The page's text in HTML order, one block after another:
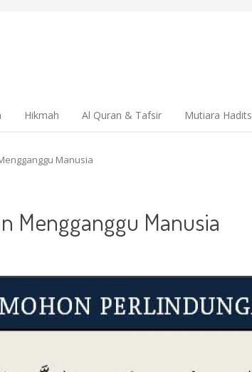
Hikmah Al Quran & Tafsir Mutiara Hadits
Manusia
Mengganggu Manusia